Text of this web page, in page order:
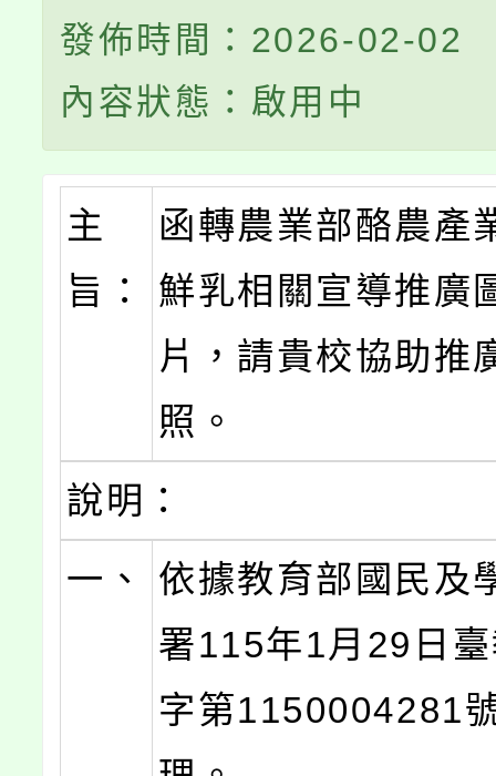
發佈時間：2026-02-02
內容狀態：啟用中
主
旨：
函轉農業部酪農產
鮮乳相關宣導推廣
片，請貴校協助推
照。
說明：
一、
依據教育部國民及
署115年1月29日
字第1150004281